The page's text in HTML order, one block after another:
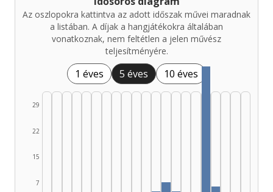
Az oszlopokra kattintva az adott időszak művei maradnak
a listában. A díjak a hangjátékokra általában
vonatkoznak, nem feltétlen a jelen művész
teljesítményére.
1 éves 5 éves 10 éves
7
15
22
29